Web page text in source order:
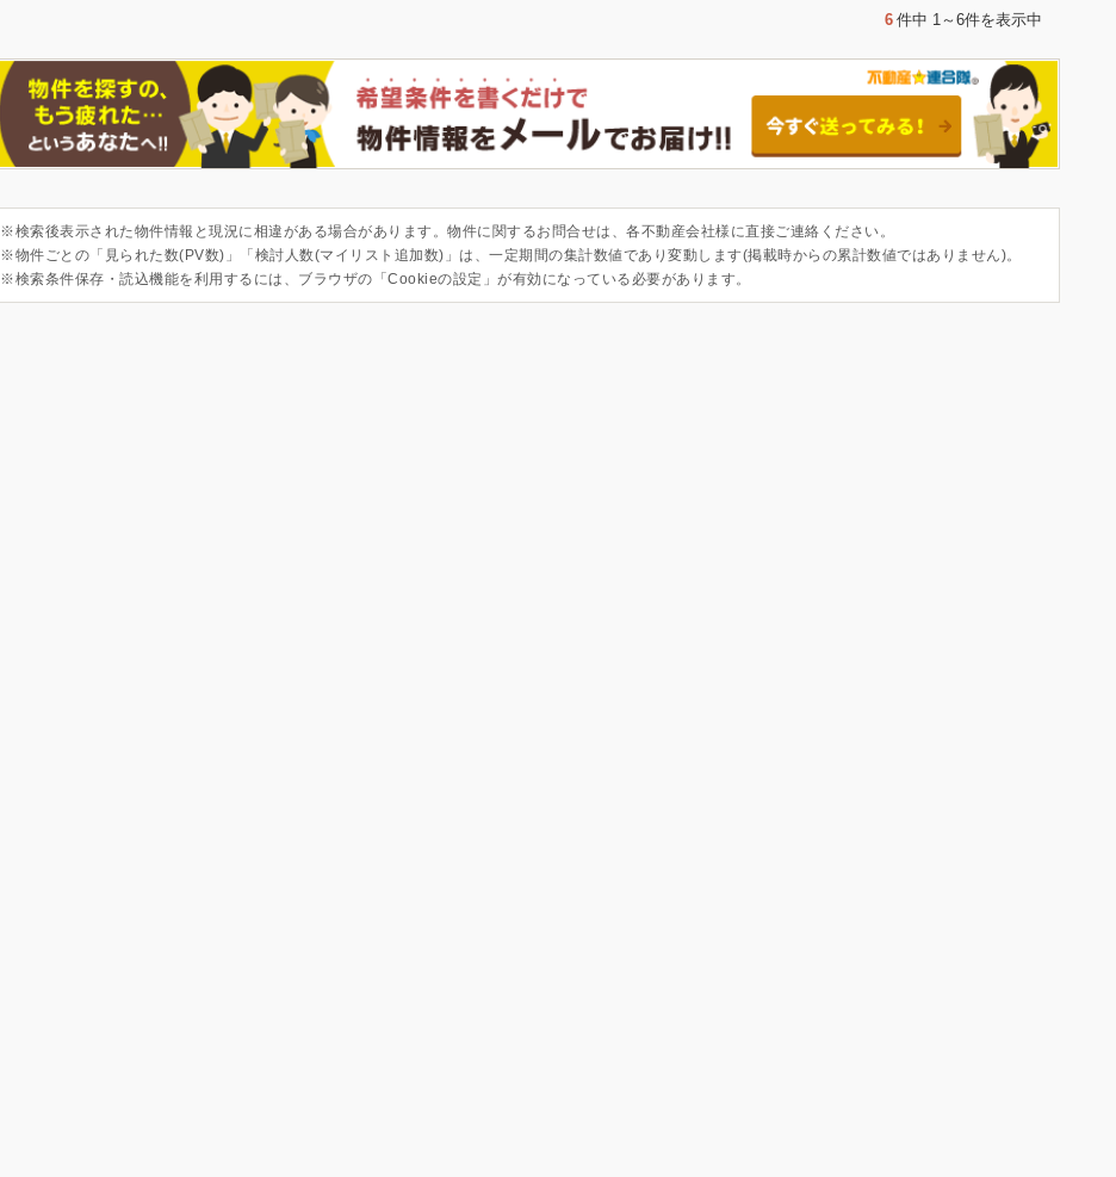
6 件中 1～6件を表示中
※検索後表示された物件情報と現況に相違がある場合があります。物件に関するお問合せは、各不動産会社様に直接ご連絡ください。
※物件ごとの「見られた数(PV数)」「検討人数(マイリスト追加数)」は、一定期間の集計数値であり変動します(掲載時からの累計数値ではありません)。
※検索条件保存・読込機能を利用するには、ブラウザの「Cookieの設定」が有効になっている必要があります。